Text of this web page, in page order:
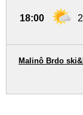
18:00
Malinô Brdo